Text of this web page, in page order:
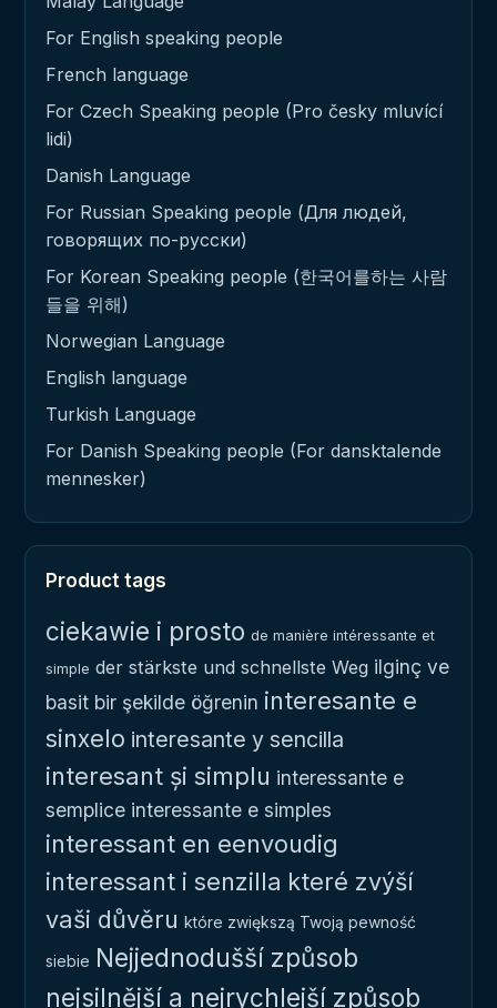
For English speaking people
French language
For Czech Speaking people (Pro česky mluvící
lidi)
Danish Language
For Russian Speaking people (Для людей,
говорящих по-русски)
For Korean Speaking people (한국어를하는 사람
들을 위해)
Norwegian Language
English language
Turkish Language
For Danish Speaking people (For dansktalende
mennesker)
Product tags
ciekawie i prosto de manière intéressante et
simple der stärkste und schnellste Weg ilginç ve
basit bir şekilde öğrenin interesante e
sinxelo interesante y sencilla
interesant și simplu interessante e
semplice interessante e simples
interessant en eenvoudig
interessant i senzilla které zvýší
vaši důvěru które zwiększą Twoją pewność
siebie Nejjednodušší způsob
nejsilnější a nejrychlejší způsob